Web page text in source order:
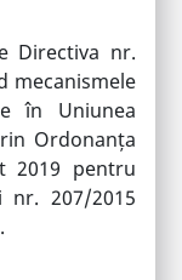
Directiva nr.
mecanismele
în Uniunea
Ordonanța
2019 pentru
nr. 207/2015